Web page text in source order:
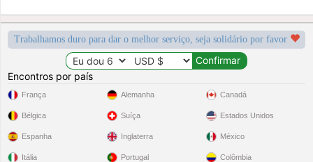
Trabalhamos duro para dar o melhor serviço, seja solidário por favor
Encontros por país
França
Bélgica
Espanha
Itália
Alemanha
Suíça
Inglaterra
Portugal
Canadá
Estados Unidos
México
Colômbia